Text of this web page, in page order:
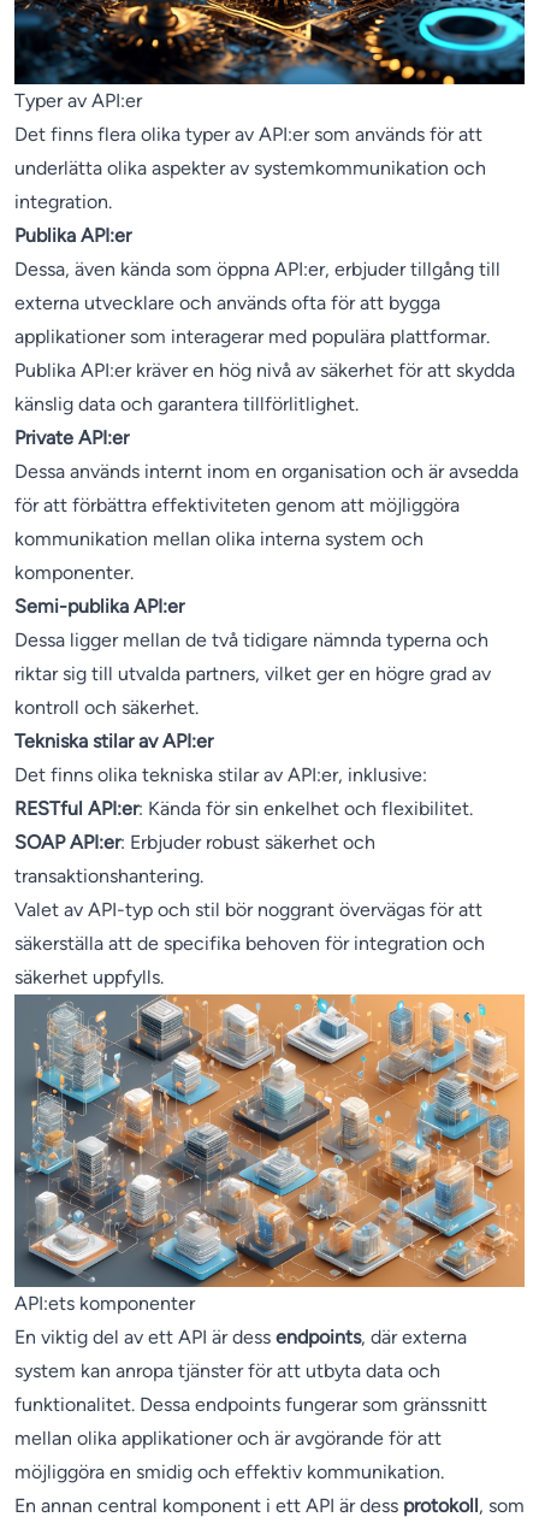
Typer av API:er
Det finns flera olika typer av API:er som används för att
underlätta olika aspekter av systemkommunikation och
integration.
Publika API:er
Dessa, även kända som öppna API:er, erbjuder tillgång till
externa utvecklare och används ofta för att bygga
applikationer som interagerar med populära plattformar.
Publika API:er kräver en hög nivå av säkerhet för att skydda
känslig data och garantera tillförlitlighet.
Private API:er
Dessa används internt inom en organisation och är avsedda
för att förbättra effektiviteten genom att möjliggöra
kommunikation mellan olika interna system och
komponenter.
Semi-publika API:er
Dessa ligger mellan de två tidigare nämnda typerna och
riktar sig till utvalda partners, vilket ger en högre grad av
kontroll och säkerhet.
Tekniska stilar av API:er
Det finns olika tekniska stilar av API:er, inklusive:
RESTful API:er: Kända för sin enkelhet och flexibilitet.
SOAP API:er: Erbjuder robust säkerhet och
transaktionshantering.
Valet av API-typ och stil bör noggrant övervägas för att
säkerställa att de specifika behoven för integration och
säkerhet uppfylls.
API:ets komponenter
En viktig del av ett API är dess endpoints, där externa
system kan anropa tjänster för att utbyta data och
funktionalitet. Dessa endpoints fungerar som gränssnitt
mellan olika applikationer och är avgörande för att
möjliggöra en smidig och effektiv kommunikation.
En annan central komponent i ett API är dess protokoll, som